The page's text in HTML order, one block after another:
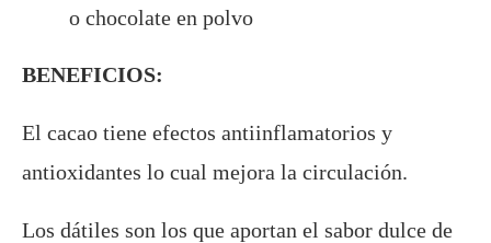
o chocolate en polvo
BENEFICIOS:
El cacao tiene efectos antiinflamatorios y
antioxidantes lo cual mejora la circulación.
Los dátiles son los que aportan el sabor dulce de